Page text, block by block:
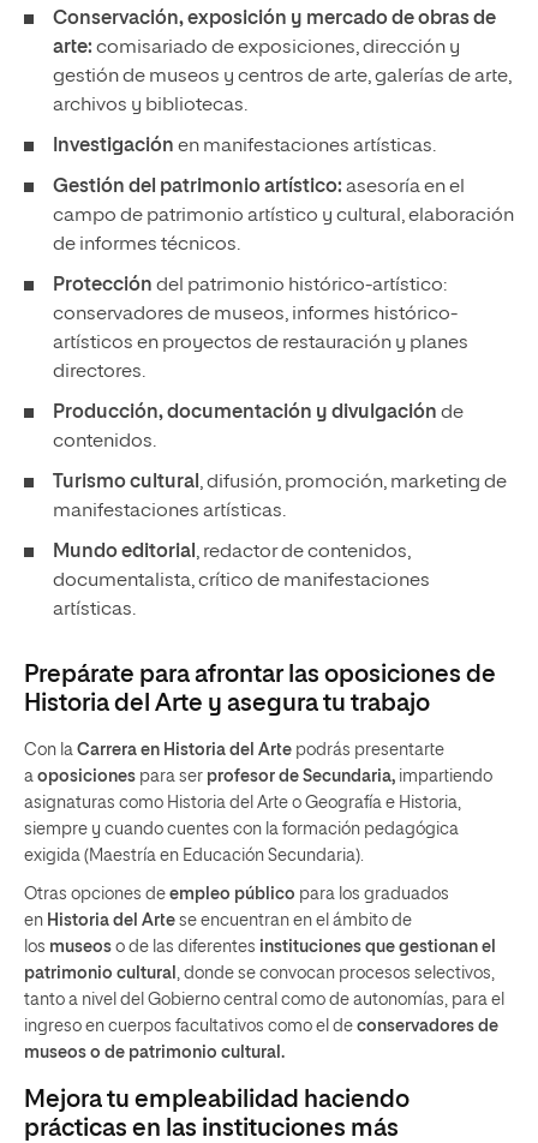
Conservación, exposición y mercado de obras de
arte: comisariado de exposiciones, dirección y
gestión de museos y centros de arte, galerías de arte,
archivos y bibliotecas.
Investigación en manifestaciones artísticas.
Gestión del patrimonio artístico: asesoría en el
campo de patrimonio artístico y cultural, elaboración
de informes técnicos.
Protección del patrimonio histórico-artístico:
conservadores de museos, informes histórico-
artísticos en proyectos de restauración y planes
directores.
Producción, documentación y divulgación de
contenidos.
Turismo cultural , difusión, promoción, marketing de
manifestaciones artísticas.
Mundo editorial , redactor de contenidos,
documentalista, crítico de manifestaciones
artísticas.
Prepárate para afrontar las oposiciones de
Historia del Arte y asegura tu trabajo
Con la Carrera en Historia del Arte podrás presentarte
a oposiciones para ser profesor de Secundaria, impartiendo
asignaturas como Historia del Arte o Geografía e Historia,
siempre y cuando cuentes con la formación pedagógica
exigida (Maestría en Educación Secundaria).
Otras opciones de empleo público para los graduados
en Historia del Arte se encuentran en el ámbito de
los museos o de las diferentes instituciones que gestionan el
patrimonio cultural , donde se convocan procesos selectivos,
tanto a nivel del Gobierno central como de autonomías, para el
ingreso en cuerpos facultativos como el de conservadores de
museos o de patrimonio cultural.
Mejora tu empleabilidad haciendo
prácticas en las instituciones más